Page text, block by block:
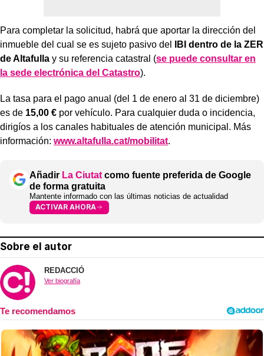
Para completar la solicitud, habrá que aportar la dirección del
inmueble del cual se es sujeto pasivo del
IBI dentro de la ZER
de Altafulla y su referencia catastral (se puede consultar en
la sede electrónica del Catastro).
La tasa para el pago anual (del 1 de enero al 31 de diciembre)
es de 15,00 € por vehículo. Para cualquier duda o incidencia,
dirigíos a los canales habituales de atención municipal. Más
información: www.altafulla.cat/mobilitat.
Añadir La Ciutat como fuente preferida de Google
de forma gratuita
Mantente informado con las últimas noticias de actualidad
ACTIVAR AHORA
Sobre el autor
REDACCIÓ
Ver biografía